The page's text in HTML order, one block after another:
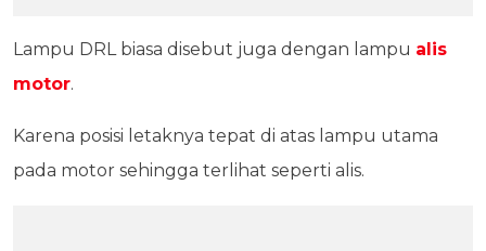
Lampu DRL biasa disebut juga dengan lampu alis
motor.
Karena posisi letaknya tepat di atas lampu utama
pada motor sehingga terlihat seperti alis.